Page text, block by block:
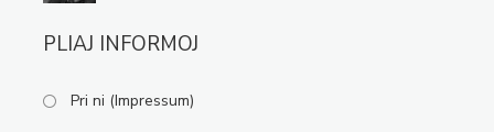
PLIAJ INFORMOJ
Pri ni (Impressum)